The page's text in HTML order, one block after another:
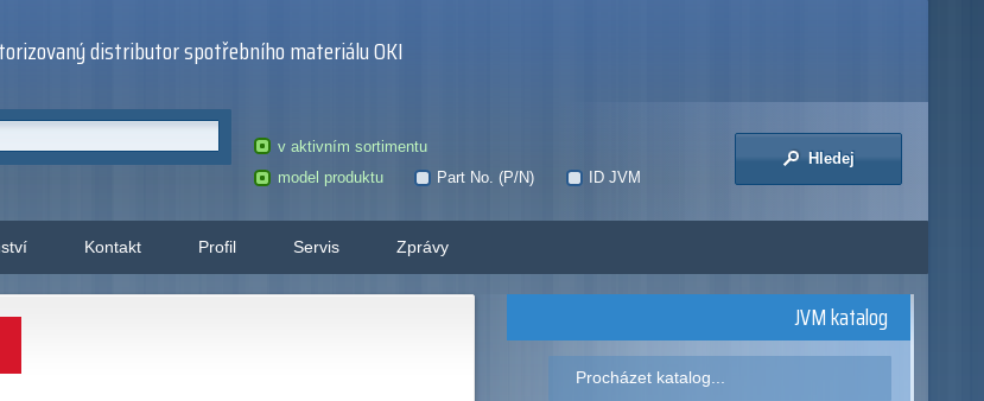
distributor spotřebního materiálu OKI
v aktivním sortimentu
model produktu
Part No. (P/N) ID JVM
Hledej
Kontakt Profil Servis Zprávy
JVM katalog
Procházet katalog...